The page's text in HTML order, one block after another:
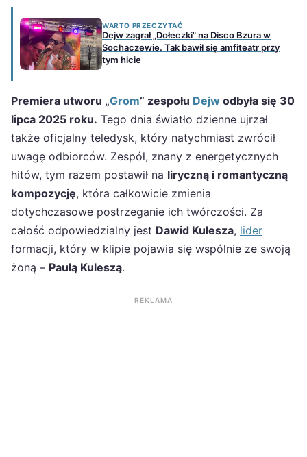
WARTO PRZECZYTAĆ
Dejw zagrał „Dołeczki" na Disco Bzura w
Sochaczewie. Tak bawił się amfiteatr przy
tym hicie
Premiera utworu „Grom” zespołu Dejw odbyła się 30
lipca 2025 roku. Tego dnia światło dzienne ujrzał
także oficjalny teledysk, który natychmiast zwrócił
uwagę odbiorców. Zespół, znany z energetycznych
hitów, tym razem postawił na liryczną i romantyczną
kompozycję, która całkowicie zmienia
dotychczasowe postrzeganie ich twórczości. Za
całość odpowiedzialny jest Dawid Kulesza, lider
formacji, który w klipie pojawia się wspólnie ze swoją
żoną – Paulą Kuleszą.
REKLAMA